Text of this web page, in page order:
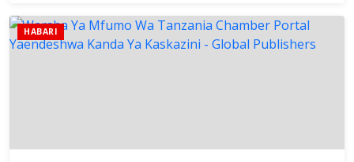
HABARI